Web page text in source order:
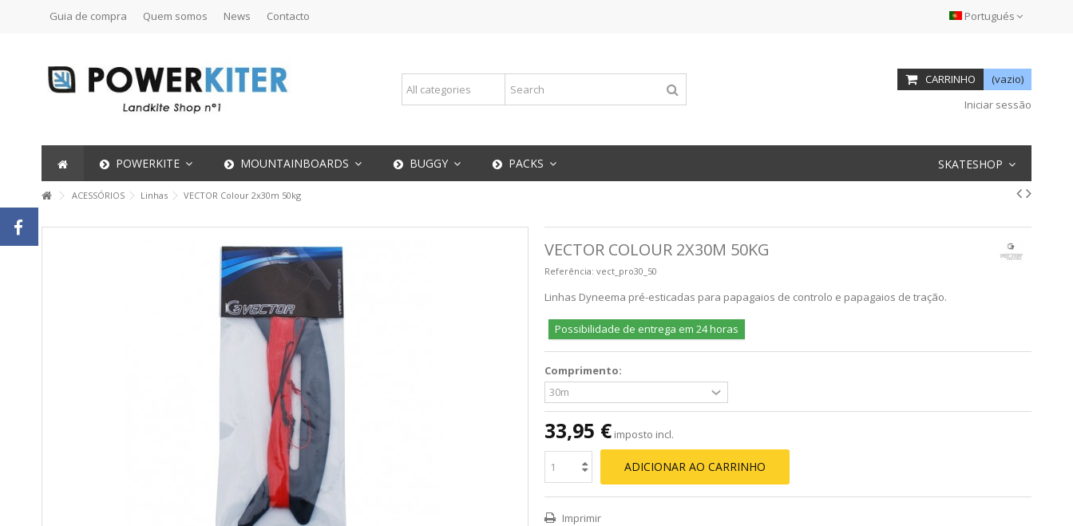
Portugués
Guia de compra Quem somos News Contacto
CARRINHO
(vazio)
Iniciar sessão
POWERKITE MOUNTAINBOARDS BUGGY PACKS SKATESHOP
ACESSÓRIOS Linhas VECTOR Colour 2x30m 50kg
VECTOR COLOUR 2X30M 50KG
Referência: vect_pro30_50
Linhas Dyneema pré-esticadas para papagaios de controlo e papagaios de tração.
Possibilidade de entrega em 24 horas
Comprimento:
33,95 € imposto incl.
ADICIONAR AO CARRINHO
Imprimir